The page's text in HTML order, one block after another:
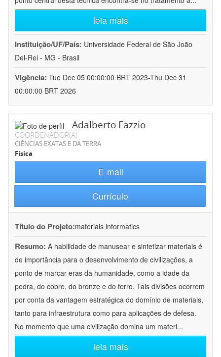
leia mais
Instituição/UF/País: Universidade Federal de São João
Del-Rei - MG - Brasil
Vigência: Tue Dec 05 00:00:00 BRT 2023-Thu Dec 31
00:00:00 BRT 2026
Adalberto Fazzio
COORDENADOR(A)
CIÊNCIAS EXATAS E DA TERRA
Física
E-mail
Currículo
Título do Projeto:materials informatics
Resumo: A habilidade de manusear e sintetizar materiais é
de importância para o desenvolvimento de civilizações, a
ponto de marcar eras da humanidade, como a idade da
pedra, do cobre, do bronze e do ferro. Tais divisões ocorrem
por conta da vantagem estratégica do domínio de materiais,
tanto para infraestrutura como para aplicações de defesa.
No momento que uma civilização domina um materi...
leia mais